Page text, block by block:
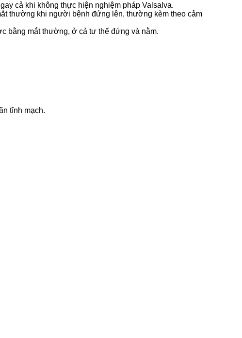
cả khi không thực hiện nghiệm pháp Valsalva.
thường khi người bệnh đứng lên, thường kèm theo cảm
bằng mắt thường, ở cả tư thế đứng và nằm.
tĩnh mạch.